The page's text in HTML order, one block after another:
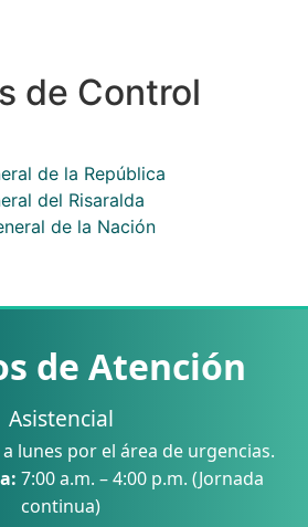
de Control
de la República
del Risaralda
de la Nación
de Atención
Asistencial
lunes por el área de urgencias.
7:00 a.m. – 4:00 p.m. (Jornada
continua)